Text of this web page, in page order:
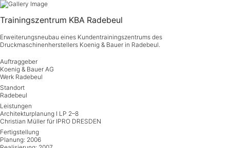
Zum
springen
Trainingszentrum KBA Radebeul
Erweiterungsneubau eines Kundentrainingszentrums des
Druckmaschinenherstellers Koenig & Bauer in Radebeul.
Auftraggeber
Koenig & Bauer AG
Werk Radebeul
Standort
Radebeul
Leistungen
Architekturplanung I LP 2–8
Christian Müller für IPRO DRESDEN
Fertigstellung
Planung: 2006